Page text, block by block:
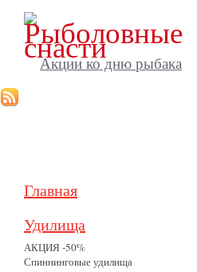
Акции ко дню рыбака
Главная
Удилища
АКЦИЯ -50%
Спиннинговые удилища